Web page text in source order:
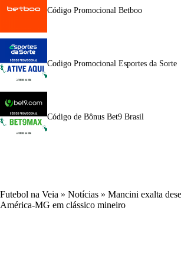
Código Promocional Betboo
Codigo Promocional Esportes da Sorte
Código de Bônus Bet9 Brasil
Futebol na Veia » Notícias » Mancini exalta
América-MG em clássico mineiro